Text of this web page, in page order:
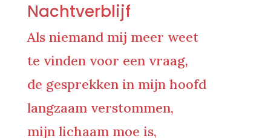
Nachtverblijf
Als niemand mij meer weet
te vinden voor een vraag,
de gesprekken in mijn hoofd
langzaam verstommen,
mijn lichaam moe is,